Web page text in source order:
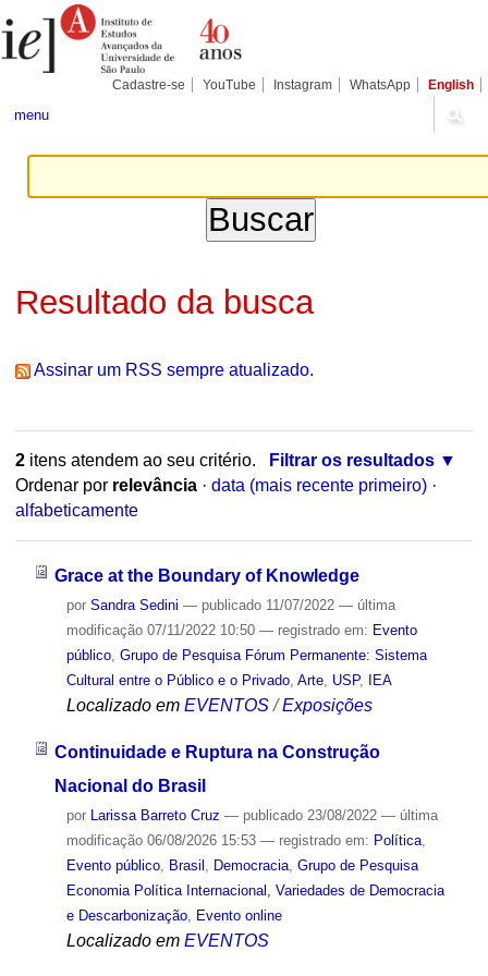
para
conteúdo.
Pessoais
Cadastre-se YouTube Instagram WhatsApp English
menu
Resultado da busca
Assinar um RSS sempre atualizado.
2itens atendem ao seu critério.
Filtrar os resultados
Ordenar por relevância · data (mais recente primeiro) ·
alfabeticamente
Grace at the Boundary of Knowledge
por Sandra Sedini — publicado11/07/2022 — última
modificação07/11/2022 10:50 — registrado em: Evento
público, Grupo de Pesquisa Fórum Permanente: Sistema
Cultural entre o Público e o Privado, Arte, USP, IEA
Localizado em EVENTOS /Exposições
Continuidade e Ruptura na Construção
Nacional do Brasil
por Larissa Barreto Cruz — publicado23/08/2022 — última
modificação06/08/2026 15:53 — registrado em: Política,
Evento público, Brasil Democracia, Grupo de Pesquisa
Economia Política Internacional, Variedades de Democracia
e Descarbonização, Evento online
Localizado em EVENTOS